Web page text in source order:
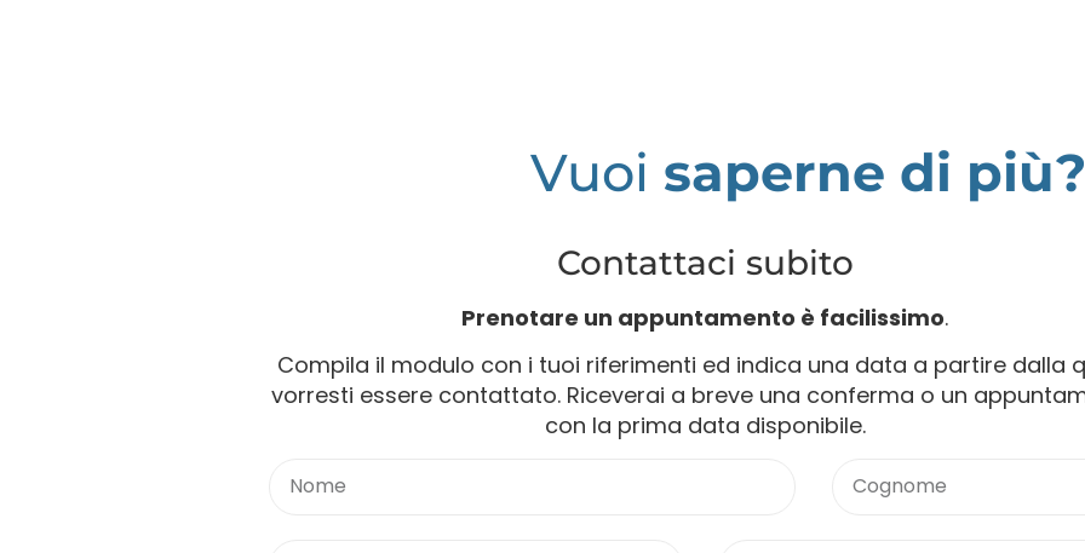
Vuoi
Contattaci subito
Prenotare un appuntamento è facilissimo.
Compila il modulo con i tuoi riferimenti ed indica una data a partire dalla
vorresti essere contattato. Riceverai a breve una conferma o un
con la prima data disponibile.